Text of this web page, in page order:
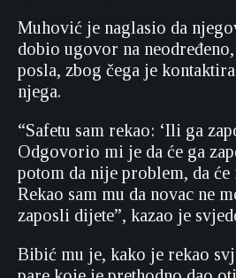
Muhović je naglasio da
dobio ugovor na
posla, zbog čega je
njega.
“Safetu sam rekao: ‘Ili ga
Odgovorio mi je da će ga
potom da nije problem, da
Rekao sam mu da novac ne
zaposli dijete”, kazao je
Bibić mu je, kako je rekao